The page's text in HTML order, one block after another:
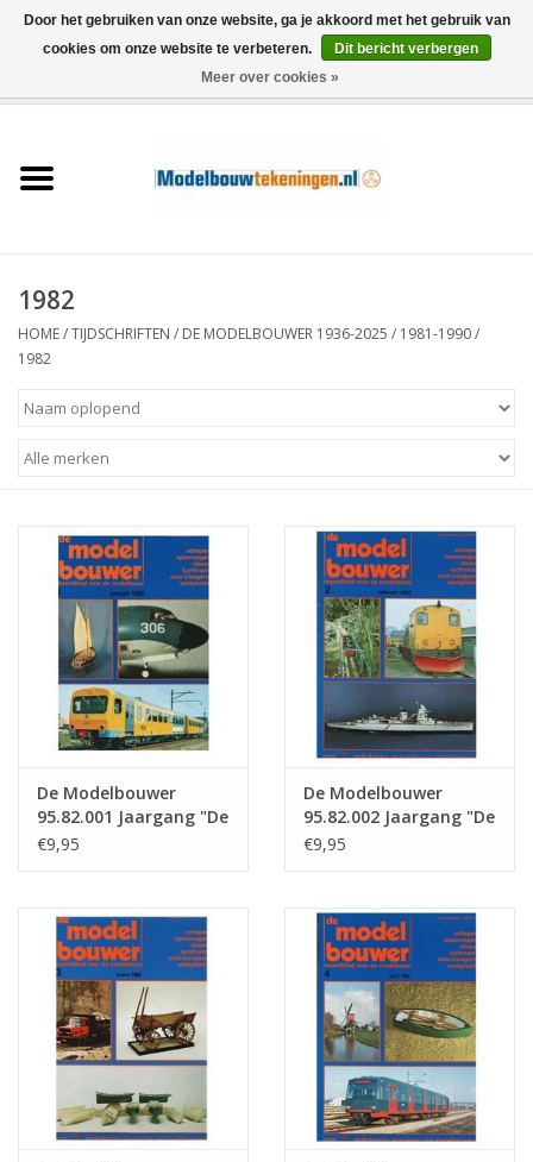
Schepen
Houtbouw
Machines
Tijdschriften
Nieuwe tekeningen
NIEUWE TIJDSCHRIFTEN
ABONNEMENT DE
MODELBOUWER
1982
HOME/TIJDSCHRIFTEN / DE MODELBOUWER 1936-2025 / 1981-1990/
1982
De Modelbouwer
95.82.001 Jaargang "De
Modelbouwer" Editie :
€9,95
De Modelbouwer
95.82.002 Jaargang "De
Modelbouwer" Editie :
€9,95
Door het gebruiken van onze website, ga je akkoord met het gebruik van
cookies om onze website te verbeteren.
Dit bericht verbergen
Meer over cookies »